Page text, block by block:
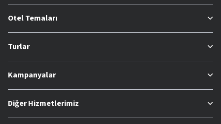
Otel Temaları
Turlar
Kampanyalar
Diğer Hizmetlerimiz